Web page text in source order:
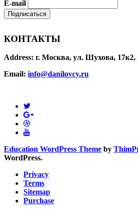
E-mail
КОНТАКТЫ
Address: г. Москва, ул. Шухова,
Email: info@danilovcy.ru
Education WordPress Theme by
WordPress.
Privacy
Terms
Sitemap
Purchase